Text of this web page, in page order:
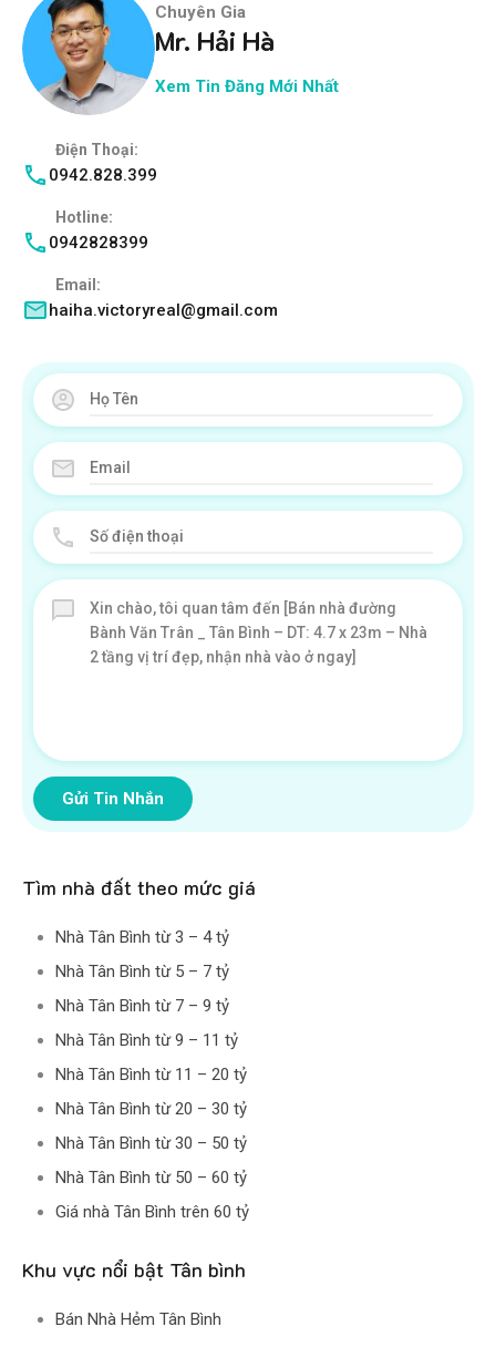
Chuyên Gia
Mr. Hải Hà
Xem Tin Đăng Mới Nhất
Điện Thoại:
0942.828.399
Hotline:
0942828399
Email:
haiha.victoryreal@gmail.com
Gửi Tin Nhắn
Tìm nhà đất theo mức giá
Nhà Tân Bình từ 3 – 4 tỷ
Nhà Tân Bình từ 5 – 7 tỷ
Nhà Tân Bình từ 7 – 9 tỷ
Nhà Tân Bình từ 9 – 11 tỷ
Nhà Tân Bình từ 11 – 20 tỷ
Nhà Tân Bình từ 20 – 30 tỷ
Nhà Tân Bình từ 30 – 50 tỷ
Nhà Tân Bình từ 50 – 60 tỷ
Giá nhà Tân Bình trên 60 tỷ
Khu vực nổi bật Tân bình
Bán Nhà Hẻm Tân Bình